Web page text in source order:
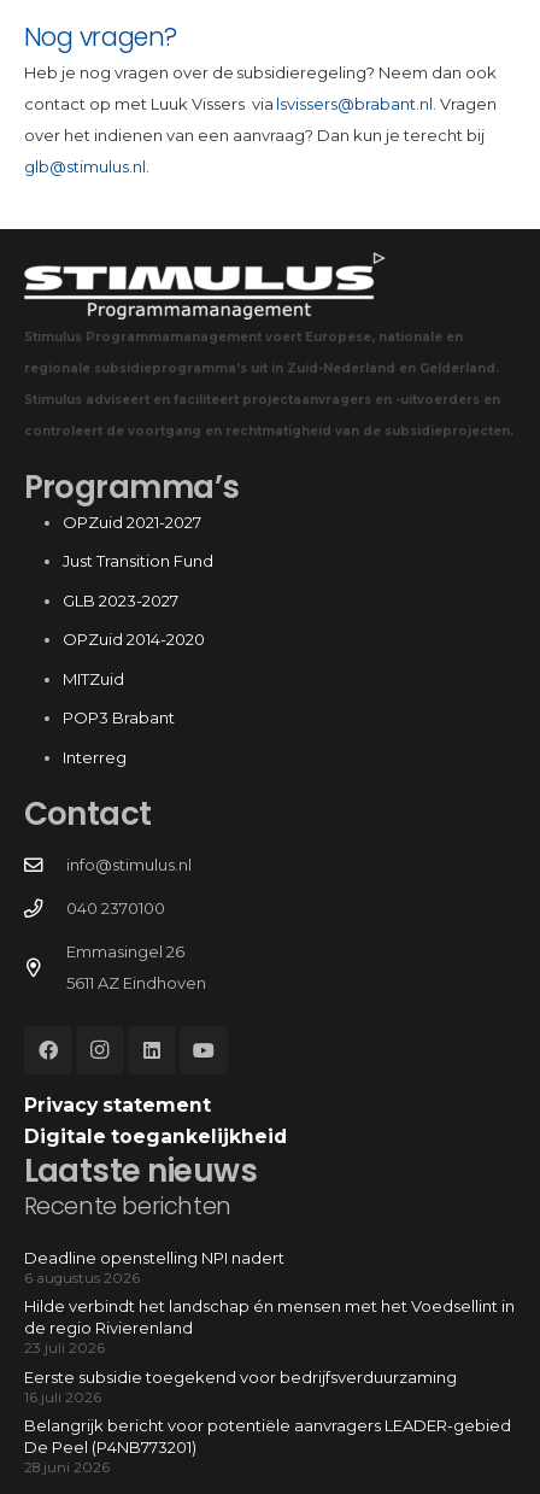
Nog vragen?
Heb je nog vragen over de subsidieregeling? Neem dan ook
contact op met Luuk Vissers via lsvissers@brabant.nl . Vragen
over het indienen van een aanvraag? Dan kun je terecht bij
glb@stimulus.nl
Stimulus Programmamanagement voert Europese, nationale en
regionale subsidieprogramma’s uit in Zuid-Nederland en Gelderland.
Stimulus adviseert en faciliteert projectaanvragers en -uitvoerders en
controleert de voortgang en rechtmatigheid van de subsidieprojecten.
Programma’s
OPZuid 2021-2027
Just Transition Fund
GLB 2023-2027
OPZuid 2014-2020
MITZuid
POP3 Brabant
Interreg
Laatste nieuws
Recente berichten
Deadline openstelling NPI nadert
6 augustus 2026
Hilde verbindt het landschap én mensen met het Voedsellint in
de regio Rivierenland
23 juli 2026
Eerste subsidie toegekend voor bedrijfsverduurzaming
16 juli 2026
Belangrijk bericht voor potentiële aanvragers LEADER-gebied
De Peel (P4NB773201)
28 juni 2026
Contact
info@stimulus.nl
040 2370100
Emmasingel 26
5611 AZ Eindhoven
Privacy statement
Digitale toegankelijkheid